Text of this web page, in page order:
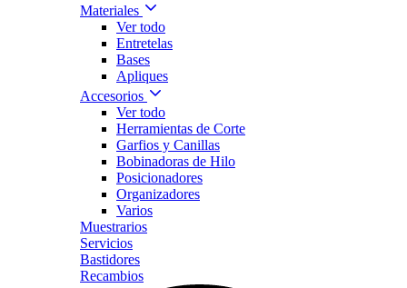
Materiales
Ver todo
Entretelas
Bases
Apliques
Accesorios
Ver todo
Herramientas de Corte
Garfios y Canillas
Bobinadoras de Hilo
Posicionadores
Organizadores
Varios
Muestrarios
Servicios
Bastidores
Recambios